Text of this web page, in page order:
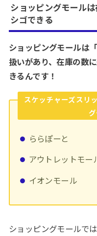
ショッピングモール
シゴできる
ショッピングモールは
扱いがあり、在庫の数
きるんです！
スケッチャーズスリ
ららぽーと
アウトレットモー
イオンモール
ショッピングモールで